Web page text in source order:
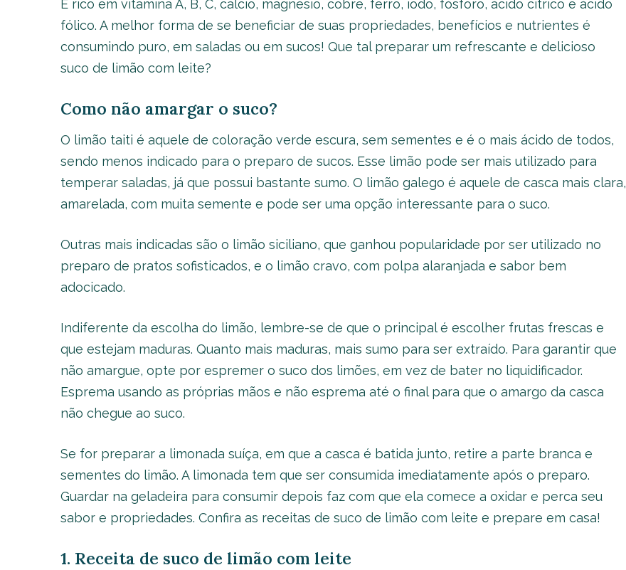
É rico em vitamina A, B, C, cálcio, magnésio, cobre, ferro, iodo, fósforo, ácido cítrico e ácido
fólico. A melhor forma de se beneficiar de suas propriedades, benefícios e nutrientes é
consumindo puro, em saladas ou em sucos! Que tal preparar um refrescante e delicioso
suco de limão com leite?
Como não amargar o suco?
O limão taiti é aquele de coloração verde escura, sem sementes e é o mais ácido de todos,
sendo menos indicado para o preparo de sucos. Esse limão pode ser mais utilizado para
temperar saladas, já que possui bastante sumo. O limão galego é aquele de casca mais clara,
amarelada, com muita semente e pode ser uma opção interessante para o suco.
Outras mais indicadas são o limão siciliano, que ganhou popularidade por ser utilizado no
preparo de pratos sofisticados, e o limão cravo, com polpa alaranjada e sabor bem
adocicado.
Indiferente da escolha do limão, lembre-se de que o principal é escolher frutas frescas e
que estejam maduras. Quanto mais maduras, mais sumo para ser extraído. Para garantir que
não amargue, opte por espremer o suco dos limões, em vez de bater no liquidificador.
Esprema usando as próprias mãos e não esprema até o final para que o amargo da casca
não chegue ao suco.
Se for preparar a limonada suíça, em que a casca é batida junto, retire a parte branca e
sementes do limão. A limonada tem que ser consumida imediatamente após o preparo.
Guardar na geladeira para consumir depois faz com que ela comece a oxidar e perca seu
sabor e propriedades. Confira as receitas de suco de limão com leite e prepare em casa!
1. Receita de suco de limão com leite